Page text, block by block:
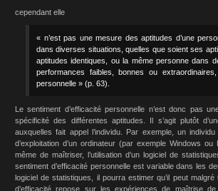
cependant elle
« n’est pas une mesure des aptitudes d’une
dans diverses situations, quelles que soient ses
aptitudes identiques, ou la même personne dans
performances faibles, bonnes ou
personnelle » (p. 63).
Le sentiment d’efficacité personnelle n’est donc pas
spécificité des différentes aptitudes. Il s’agit plutôt
auxquelles fait appel l’individu. Par exemple, un
d’exploitation d’un ordinateur (par exemple Windows
même de maîtriser, l’utilisation d’un logiciel de
sentiment d’efficacité personnelle est variable dans les
logiciel de statistiques, il pourra estimer qu’il peut
d’efficacité repose sur les expériences de maîtrise